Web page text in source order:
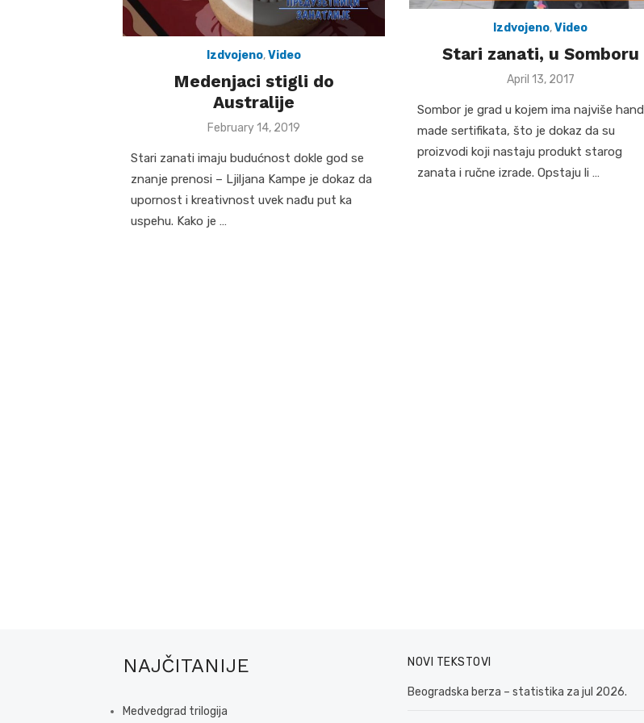
Izdvojeno,Video
Medenjaci stigli do
Australije
Posted
February 14, 2019
Stari zanati imaju budućnost dokle god se
znanje prenosi – Ljiljana Kampe je dokaz da
upornost i kreativnost uvek nađu put ka
uspehu. Kako je …
Izdvojeno,Video
Stari zanati, u Somboru
Posted
April 13, 2017
Sombor je grad u kojem ima najviše hand
made sertifikata, što je dokaz da su
proizvodi koji nastaju produkt starog
zanata i ručne izrade. Opstaju li …
NAJČITANIJE
Medvedgrad trilogija
NOVI TEKSTOVI
Beogradska berza – statistika za jul 2026.